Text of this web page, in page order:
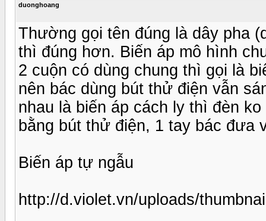
duonghoang
Thường gọi tên đúng là dây pha
thì đúng hơn. Biến áp mô hình
2 cuộn có dùng chung thì gọi là
nên bác dùng bút thử điện vẫn
nhau là biến áp cách ly thì đèn
bằng bút thử điện, 1 tay bác đưa
Biến áp tự ngẫu
http://d.violet.vn/uploads/